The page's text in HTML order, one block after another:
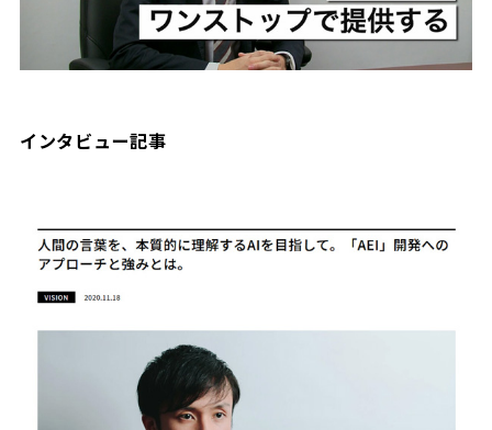
インタビュー記事